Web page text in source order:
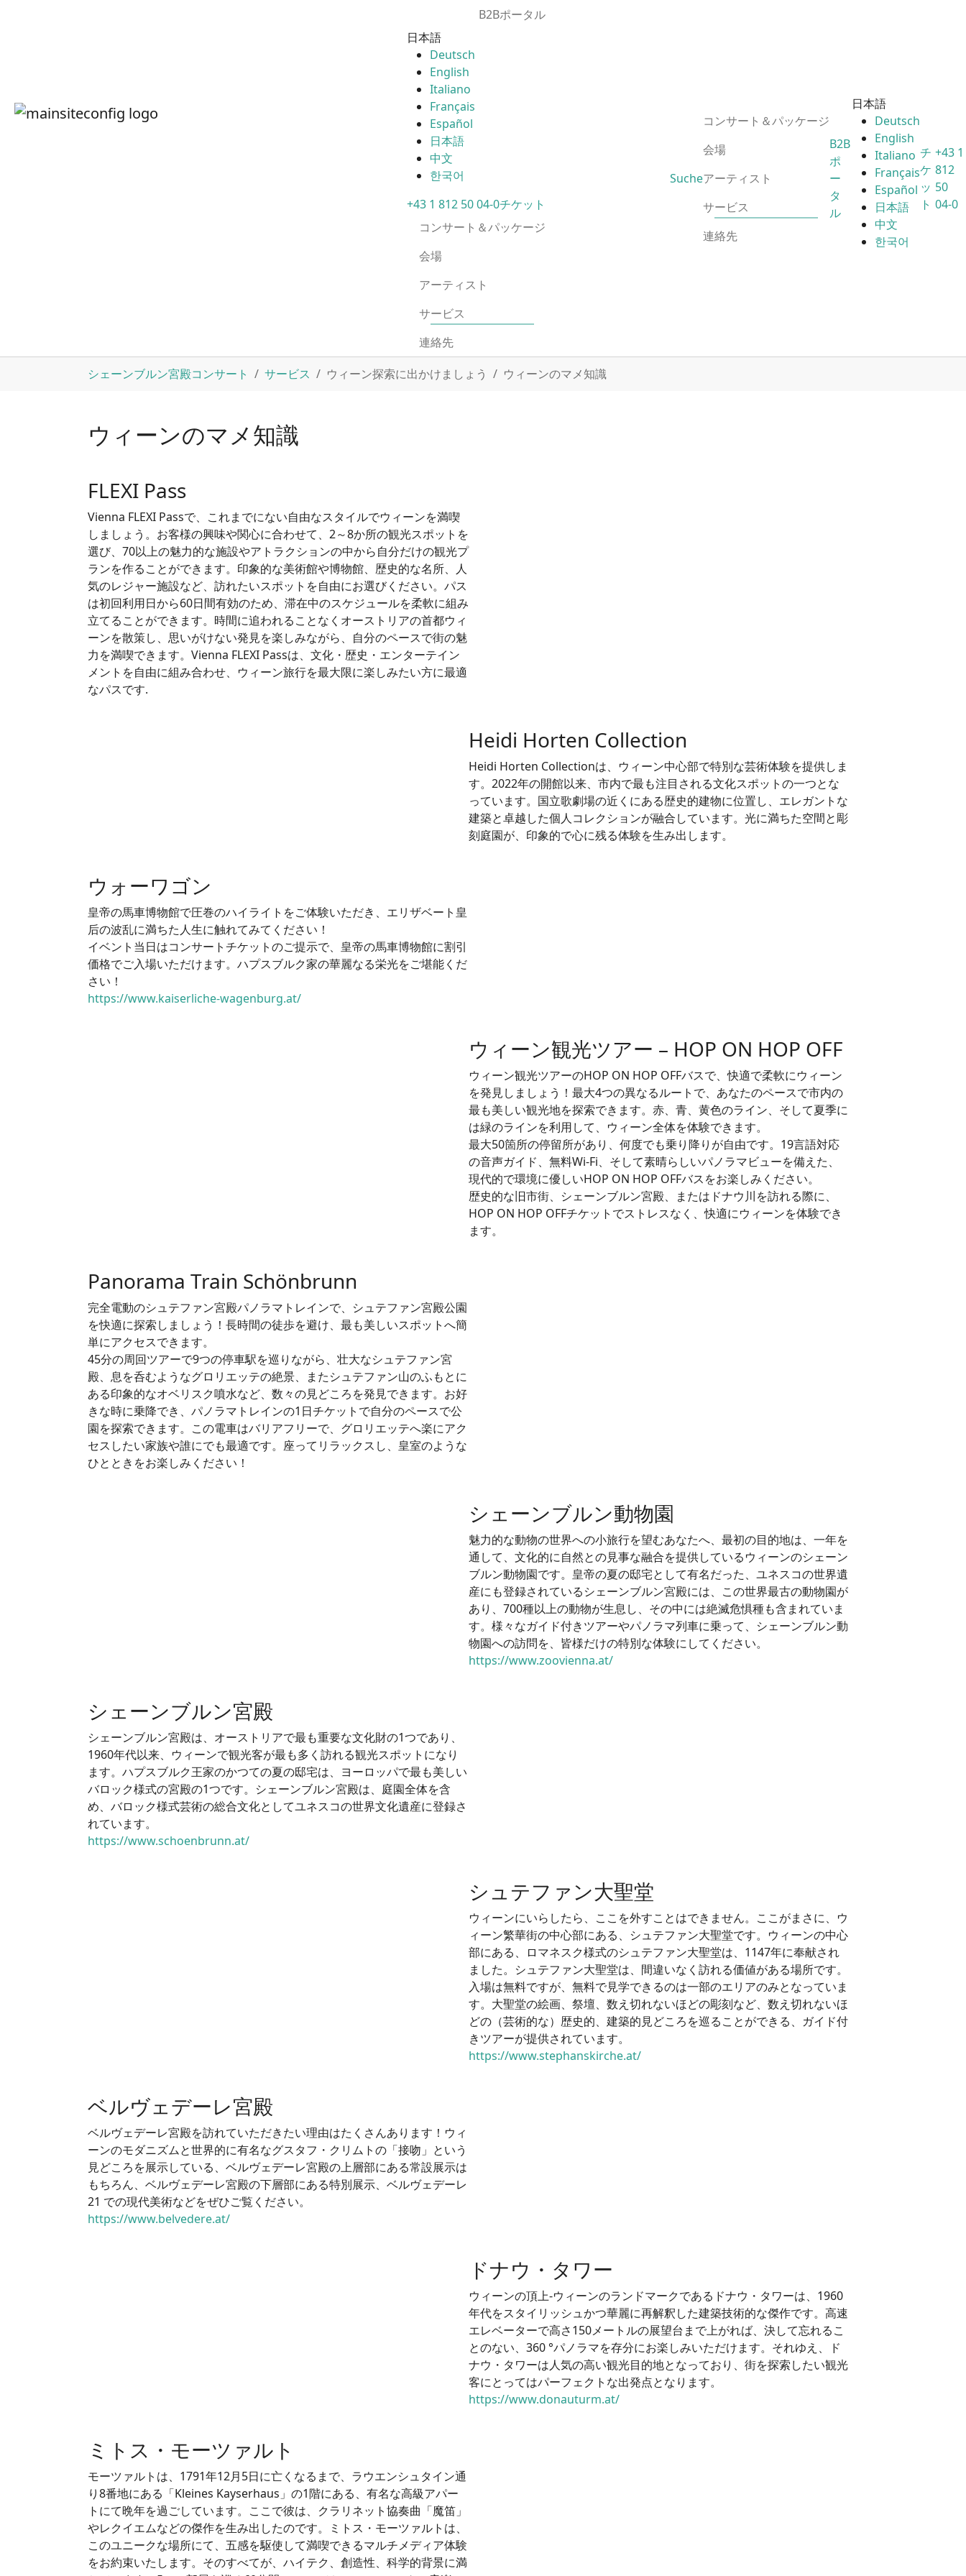
B2Bポータル
日本語
Deutsch
English
Italiano
Français
Español
日本語
中文
한국어
+43 1 812 50 04-0チケット
コンサート＆パッケージ
会場
アーティスト
サービス
連絡先
Suche
コンサート＆パッケージ
会場
アーティスト
サービス
連絡先
B2B
ポ
ー
タ
ル
日本語
Deutsch
English
Italiano
Français
Español
日本語
中文
한국어
チ
ケ
ッ
ト
+43 1
812
50
04-0
You are here:
シェーンブルン宮殿コンサート サービス ウィーン探索に出かけましょう ウィーンのマメ知識
ウィーンのマメ知識
FLEXI Pass
Vienna FLEXI Passで、これまでにない自由なスタイルでウィーンを満喫
しましょう。お客様の興味や関心に合わせて、2～8か所の観光スポットを
選び、70以上の魅力的な施設やアトラクションの中から自分だけの観光プ
ランを作ることができます。印象的な美術館や博物館、歴史的な名所、人
気のレジャー施設など、訪れたいスポットを自由にお選びください。パス
は初回利用日から60日間有効のため、滞在中のスケジュールを柔軟に組み
立てることができます。時間に追われることなくオーストリアの首都ウィ
ーンを散策し、思いがけない発見を楽しみながら、自分のペースで街の魅
力を満喫できます。Vienna FLEXI Passは、文化・歴史・エンターテイン
メントを自由に組み合わせ、ウィーン旅行を最大限に楽しみたい方に最適
なパスです.
Heidi Horten Collection
Heidi Horten Collectionは、ウィーン中心部で特別な芸術体験を提供しま
す。2022年の開館以来、市内で最も注目される文化スポットの一つとな
っています。国立歌劇場の近くにある歴史的建物に位置し、エレガントな
建築と卓越した個人コレクションが融合しています。光に満ちた空間と彫
刻庭園が、印象的で心に残る体験を生み出します。
ウォーワゴン
皇帝の馬車博物館で圧巻のハイライトをご体験いただき、エリザベート皇
后の波乱に満ちた人生に触れてみてください！
イベント当日はコンサートチケットのご提示で、皇帝の馬車博物館に割引
価格でご入場いただけます。ハプスブルク家の華麗なる栄光をご堪能くだ
さい！
https://www.kaiserliche-wagenburg.at/
ウィーン観光ツアー – HOP ON HOP OFF
ウィーン観光ツアーのHOP ON HOP OFFバスで、快適で柔軟にウィーン
を発見しましょう！最大4つの異なるルートで、あなたのペースで市内の
最も美しい観光地を探索できます。赤、青、黄色のライン、そして夏季に
は緑のラインを利用して、ウィーン全体を体験できます。
最大50箇所の停留所があり、何度でも乗り降りが自由です。19言語対応
の音声ガイド、無料Wi-Fi、そして素晴らしいパノラマビューを備えた、
現代的で環境に優しいHOP ON HOP OFFバスをお楽しみください。
歴史的な旧市街、シェーンブルン宮殿、またはドナウ川を訪れる際に、
HOP ON HOP OFFチケットでストレスなく、快適にウィーンを体験でき
ます。
Panorama Train Schönbrunn
完全電動のシュテファン宮殿パノラマトレインで、シュテファン宮殿公園
を快適に探索しましょう！長時間の徒歩を避け、最も美しいスポットへ簡
単にアクセスできます。
45分の周回ツアーで9つの停車駅を巡りながら、壮大なシュテファン宮
殿、息を呑むようなグロリエッテの絶景、またシュテファン山のふもとに
ある印象的なオベリスク噴水など、数々の見どころを発見できます。お好
きな時に乗降でき、パノラマトレインの1日チケットで自分のペースで公
園を探索できます。この電車はバリアフリーで、グロリエッテへ楽にアク
セスしたい家族や誰にでも最適です。座ってリラックスし、皇室のような
ひとときをお楽しみください！
シェーンブルン動物園
魅力的な動物の世界への小旅行を望むあなたへ、最初の目的地は、一年を
通して、文化的に自然との見事な融合を提供しているウィーンのシェーン
ブルン動物園です。皇帝の夏の邸宅として有名だった、ユネスコの世界遺
産にも登録されているシェーンブルン宮殿には、この世界最古の動物園が
あり、700種以上の動物が生息し、その中には絶滅危惧種も含まれていま
す。様々なガイド付きツアーやパノラマ列車に乗って、シェーンブルン動
物園への訪問を、皆様だけの特別な体験にしてください。
https://www.zoovienna.at/
シェーンブルン宮殿
シェーンブルン宮殿は、オーストリアで最も重要な文化財の1つであり、
1960年代以来、ウィーンで観光客が最も多く訪れる観光スポットになり
ます。ハプスブルク王家のかつての夏の邸宅は、ヨーロッパで最も美しい
バロック様式の宮殿の1つです。シェーンブルン宮殿は、庭園全体を含
め、バロック様式芸術の総合文化としてユネスコの世界文化遺産に登録さ
れています。
https://www.schoenbrunn.at/
シュテファン大聖堂
ウィーンにいらしたら、ここを外すことはできません。ここがまさに、ウ
ィーン繁華街の中心部にある、シュテファン大聖堂です。ウィーンの中心
部にある、ロマネスク様式のシュテファン大聖堂は、1147年に奉献され
ました。シュテファン大聖堂は、間違いなく訪れる価値がある場所です。
入場は無料ですが、無料で見学できるのは一部のエリアのみとなっていま
す。大聖堂の絵画、祭壇、数え切れないほどの彫刻など、数え切れないほ
どの（芸術的な）歴史的、建築的見どころを巡ることができる、ガイド付
きツアーが提供されています。
https://www.stephanskirche.at/
ベルヴェデーレ宮殿
ベルヴェデーレ宮殿を訪れていただきたい理由はたくさんあります！ウィ
ーンのモダニズムと世界的に有名なグスタフ・クリムトの「接吻」という
見どころを展示している、ベルヴェデーレ宮殿の上層部にある常設展示は
もちろん、ベルヴェデーレ宮殿の下層部にある特別展示、ベルヴェデーレ
21 での現代美術などをぜひご覧ください。
https://www.belvedere.at/
ドナウ・タワー
ウィーンの頂上-ウィーンのランドマークであるドナウ・タワーは、1960
年代をスタイリッシュかつ華麗に再解釈した建築技術的な傑作です。高速
エレベーターで高さ150メートルの展望台まで上がれば、決して忘れるこ
とのない、360 °パノラマを存分にお楽しみいただけます。それゆえ、ド
ナウ・タワーは人気の高い観光目的地となっており、街を探索したい観光
客にとってはパーフェクトな出発点となります。
https://www.donauturm.at/
ミトス・モーツァルト
モーツァルトは、1791年12月5日に亡くなるまで、ラウエンシュタイン通
り8番地にある「Kleines Kayserhaus」の1階にある、有名な高級アパー
トにて晩年を過ごしています。ここで彼は、クラリネット協奏曲「魔笛」
やレクイエムなどの傑作を生み出したのです。ミトス・モーツァルトは、
このユニークな場所にて、五感を駆使して満喫できるマルチメディア体験
をお約束いたします。そのすべてが、ハイテク、創造性、科学的背景に満